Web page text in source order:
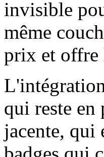
invisible
même
prix et offre
qui reste en
jacente, qui